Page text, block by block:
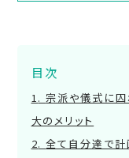
目次
宗派や儀式に囚
大のメリット
全て自分達で計